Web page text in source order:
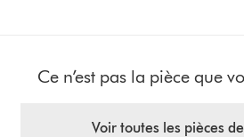
Ce n’est pas la pièce que
Voir toutes les pièces